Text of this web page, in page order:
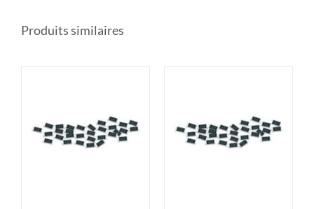
Produits similaires
AJOUTER AU PANIER
/
DÉTAILS